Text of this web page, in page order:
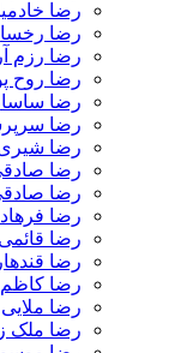
رضا خادمیان
رضا رخساری
رضا رزم آرا
رضا روح پور
رضا ساسان پور
رضا سرپرست
رضا شیری
رضا صادقی
رضا صادقی بنام
رضا فرهادی
رضا قائمی
رضا قندهاری
رضا کاظم دینان
رضا ملایی
رضا ملک زاده